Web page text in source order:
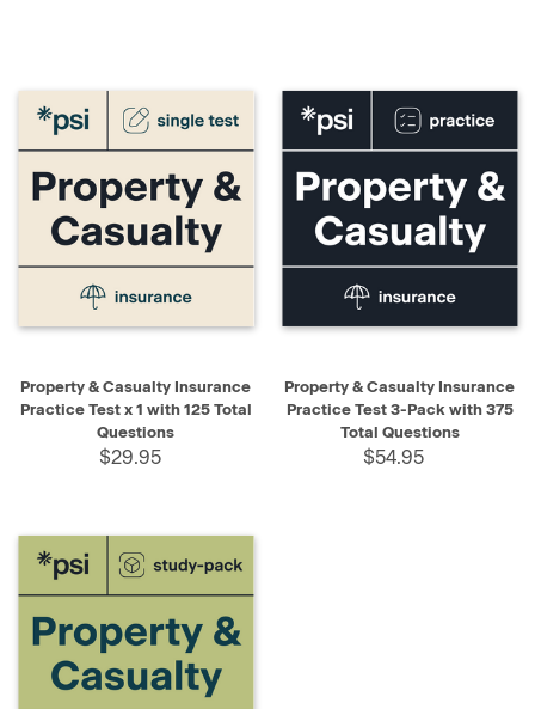
Property & Casualty Insurance
Practice Test x 1 with 125 Total
Questions
$29.95
Property & Casualty Insurance
Practice Test 3-Pack with 375
Total Questions
$54.95